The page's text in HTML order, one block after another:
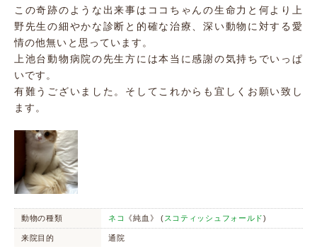
この奇跡のような出来事はココちゃんの生命力と何より上
野先生の細やかな診断と的確な治療、深い動物に対する愛
情の他無いと思っています。
上池台動物病院の先生方には本当に感謝の気持ちでいっぱ
いです。
有難うございました。そしてこれからも宜しくお願い致し
ます。
動物の種類 ネコ 《純血》 (スコティッシュフォールド)
来院目的 通院